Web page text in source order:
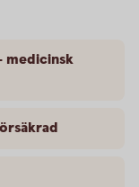
medicinsk